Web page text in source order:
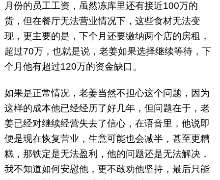
月份的员工工资，虽然冻库里还有接近100万的
货，但在餐厅无法营业情况下，这些食材无法变
现，更主要的是，下个月还要缴纳两个店的房租，
超过70万，也就是说，老姜如果选择继续等待，下
个月他有超过120万的资金缺口。
如果是正常情况，老姜当然不担心这个问题，因为
这样的成本他已经经历了好几年，但问题在于，老
姜已经对继续经营失去了信心，在语音里，他说即
便是现在恢复营业，生意可能也会减半，甚至更糟
糕，那铁定是无法盈利，他的问题还是无法解决，
我不知道如何安慰他，更不敢劝他坚持，最后只能